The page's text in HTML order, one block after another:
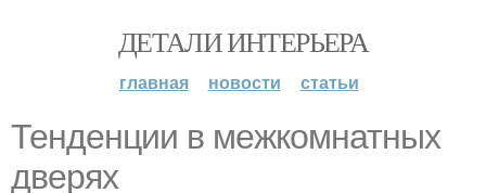
ДЕТАЛИ ИНТЕРЬЕРА
главная новости статьи
Тенденции в межкомнатных
дверях